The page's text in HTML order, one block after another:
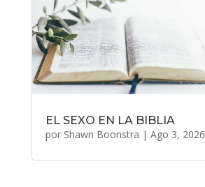
EL SEXO EN LA BIBLIA
por Shawn Boonstra | Ago 3, 2026